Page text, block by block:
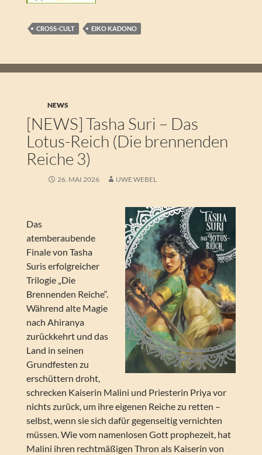
CROSS-CULT EIKO KADONO
NEWS
[NEWS] Tasha Suri – Das
Lotus-Reich (Die brennenden
Reiche 3)
26. MAI 2026 UWE WEBEL
Das
atemberaubende
Finale von Tasha
Suris erfolgreicher
Trilogie „Die
Brennenden Reiche“.
Während alte Magie
nach Ahiranya
zurückkehrt und das
Land in seinen
Grundfesten zu
erschüttern droht,
schrecken Kaiserin Malini und Priesterin Priya vor
nichts zurück, um ihre eigenen Reiche zu retten –
selbst, wenn sie sich dafür gegenseitig vernichten
müssen. Wie vom namenlosen Gott prophezeit, hat
Malini ihren rechtmäßigen Thron als Kaiserin von